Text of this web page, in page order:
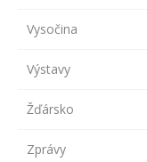
Vysočina
Výstavy
Žďársko
Zprávy